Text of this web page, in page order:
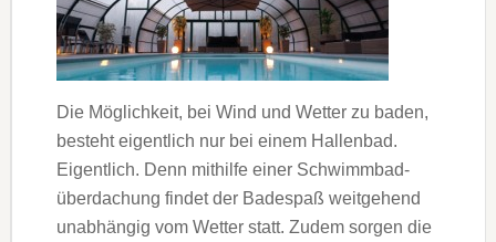
Die Möglichkeit, bei Wind und Wetter zu baden,
besteht eigentlich nur bei einem Hallenbad.
Eigentlich. Denn mithilfe einer Schwimmbad­
überdachung findet der Badespaß weitgehend
unabhängig vom Wetter statt. Zudem sorgen die